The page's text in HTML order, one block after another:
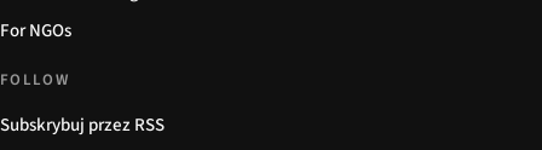
For NGOs
FOLLOW
Subskrybuj przez RSS